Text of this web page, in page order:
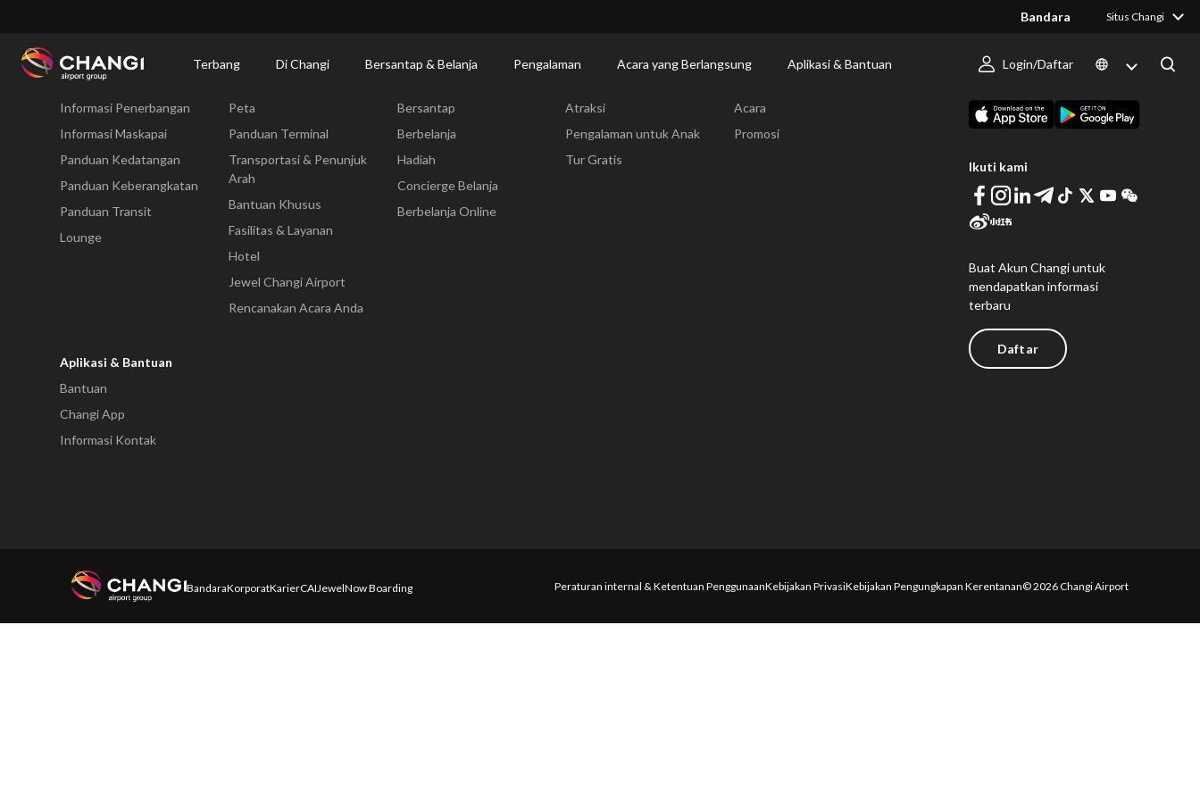
Bandara Situs Changi
Terbang Di Changi Bersantap & Belanja Pengalaman Acara yang Berlangsung Aplikasi & Bantuan Login/Daftar
Changi
Terbang
Informasi Penerbangan
Informasi Maskapai
Panduan Kedatangan
Panduan Keberangkatan
Panduan Transit
Lounge
Peta
Panduan Terminal
Transportasi & Penunjuk
Arah
Bantuan Khusus
Fasilitas & Layanan
Hotel
Jewel Changi Airport
Rencanakan Acara Anda
Bersantap
Berbelanja
Hadiah
Concierge Belanja
Berbelanja Online
Atraksi
Pengalaman untuk Anak
Tur Gratis
Acara
Promosi
Aplikasi & Bantuan
Bantuan
Changi App
Informasi Kontak
Ikuti kami
Buat Akun Changi untuk
mendapatkan informasi
terbaru
Daftar
BandaraKorporatKarierCAIJewelNow Boarding Peraturan internal & Ketentuan PenggunaanKebijakan PrivasiKebijakan Pengungkapan Kerentanan© 2026 Changi Airport